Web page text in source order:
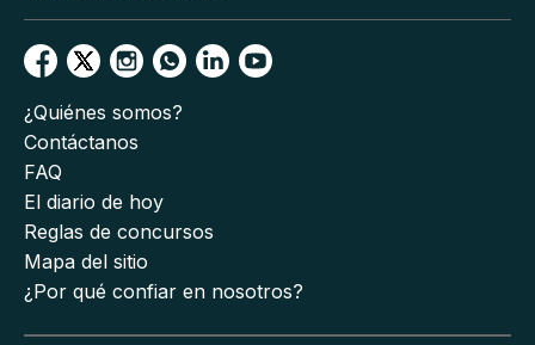
¿Quiénes somos?
Contáctanos
FAQ
El diario de hoy
Reglas de concursos
Mapa del sitio
¿Por qué confiar en nosotros?